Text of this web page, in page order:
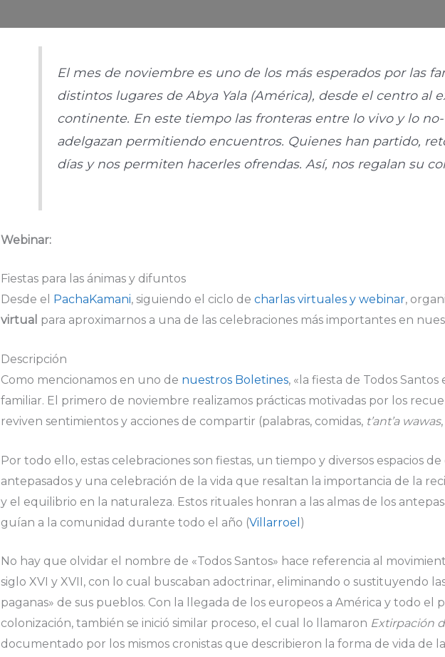
El mes de noviembre es uno de los más esperados por las
distintos lugares de Abya Yala (América), desde el centro al
continente. En este tiempo las fronteras entre lo vivo y lo
adelgazan permitiendo encuentros. Quienes han partido,
días y nos permiten hacerles ofrendas. Así, nos regalan su
Webinar:
Fiestas para las ánimas y difuntos
Desde el
PachaKamani, siguiendo el ciclo de charlas virtuales y webinar,
virtual para aproximarnos a una de las celebraciones más importantes en
Descripción
Como mencionamos en uno de nuestros Boletines, «la fiesta de Todos
familiar. El primero de noviembre realizamos prácticas motivadas por los
reviven sentimientos y acciones de compartir (palabras, comidas, t’ant’a wawas
Por todo ello, estas celebraciones son fiestas, un tiempo y diversos espacios
antepasados y una celebración de la vida que resaltan la importancia de la
y el equilibrio en la naturaleza. Estos rituales honran a las almas de los
guían a la comunidad durante todo el año (Villarroel )
No hay que olvidar el nombre de «Todos Santos» hace referencia al
siglo XVI y XVII, con lo cual buscaban adoctrinar, eliminando o sustituyendo
paganas» de sus pueblos. Con la llegada de los europeos a América y todo el
colonización, también se inició similar proceso, el cual lo llamaron Extirpación
documentado por los mismos cronistas que describieron la forma de vida de